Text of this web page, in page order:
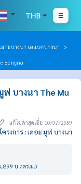
THB
กะบางนา เอแบคบางนา
Bangna
ฟ บางนา The Mu
แก้ไขล่าสุดเมื่อ 10/07/2569
โครงการ : เดอะ มูฟ บางนา
บ./ตร.ม.)